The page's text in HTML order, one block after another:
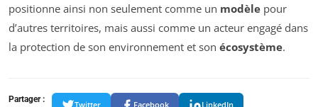
positionne ainsi non seulement comme un modèle pour
d’autres territoires, mais aussi comme un acteur engagé dans
la protection de son environnement et son écosystème.
Partager :
Twitter Facebook LinkedIn